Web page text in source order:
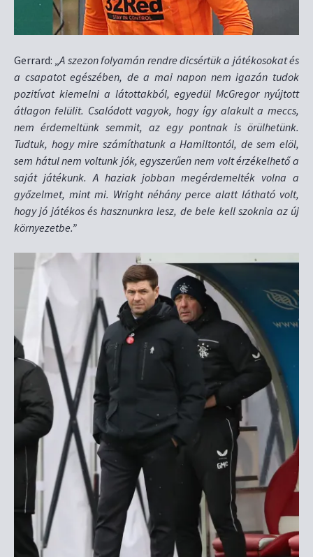
Gerrard: „A szezon folyamán rendre dicsértük a játékosokat és
a csapatot egészében, de a mai napon nem igazán tudok
pozitívat kiemelni a látottakból, egyedül McGregor nyújtott
átlagon felülit. Csalódott vagyok, hogy így alakult a meccs,
nem érdemeltünk semmit, az egy pontnak is örülhetünk.
Tudtuk, hogy mire számíthatunk a Hamiltontól, de sem elöl,
sem hátul nem voltunk jók, egyszerűen nem volt érzékelhető a
saját játékunk. A haziak jobban megérdemelték volna a
győzelmet, mint mi. Wright néhány perce alatt látható volt,
hogy jó játékos és hasznunkra lesz, de bele kell szoknia az új
környezetbe.”